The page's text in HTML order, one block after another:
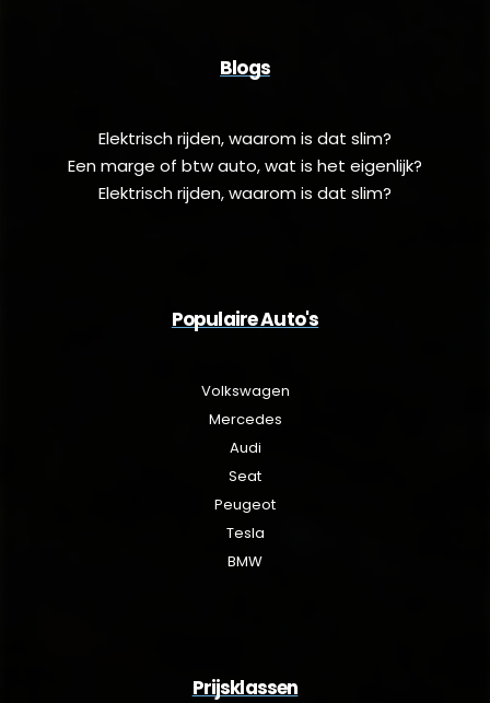
Blogs
Elektrisch rijden, waarom is dat slim?
Een marge of btw auto, wat is het eigenlijk?
Elektrisch rijden, waarom is dat slim?
Populaire Auto's
Volkswagen
Mercedes
Audi
Seat
Peugeot
Tesla
BMW
Prijsklassen